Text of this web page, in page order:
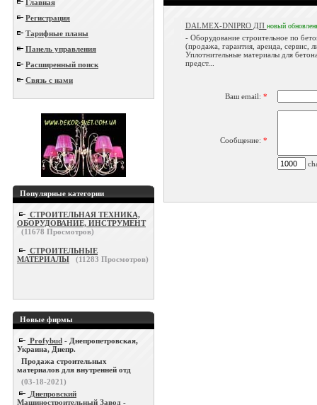
Главная
Регистрация
Тарифные планы
Панель управления
Расширенный поиск
Связь с нами
Популярные категории
СТРОИТЕЛЬНАЯ ТЕХНИКА,
ОБОРУДОВАНИЕ, ИНСТРУМЕНТ
(11678 Просмотров)
СТРОИТЕЛЬНЫЕ
МАТЕРИАЛЫ
(11283 Просмотров)
Новые фирмы
Profybud - Днепропетровская,
Украина, Днепр.
Продажа строительных
материалов для внутренней отд
(03-18-2021)
Днепровский
Машиностроительный Завод -
DALMEX-DNIPRO ДП новый
- Оборудование строительное по
(продажа, гарантия, аренда, сервис,
Уплотнительные материалы для
предст...
Ваш email: *
Сообщение: *